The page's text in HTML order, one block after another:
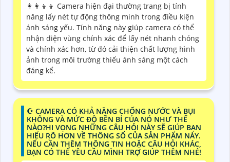
👩‍👩‍👦‍👦 Camera hiện đại thường trang bị tính
năng lấy nét tự động thông minh trong điều kiện
ánh sáng yếu. Tính năng này giúp camera có thể
nhận diện vùng chính xác để lấy nét nhanh chóng
và chính xác hơn, từ đó cải thiện chất lượng hình
ảnh trong môi trường thiếu ánh sáng một cách
đáng kể.
☪ CAMERA CÓ KHẢ NĂNG CHỐNG NƯỚC VÀ BỤI
KHÔNG VÀ MỨC ĐỘ BỀN BỈ CỦA NÓ NHƯ THẾ
NÀO?HI VỌNG NHỮNG CÂU HỎI NÀY SẼ GIÚP BẠN
HIỂU RÕ HƠN VỀ THÔNG SỐ CỦA SẢN PHẨM NÀY.
NẾU CẦN THÊM THÔNG TIN HOẶC CÂU HỎI KHÁC,
BẠN CÓ THỂ YÊU CẦU MÌNH TRỢ GIÚP THÊM NHÉ!